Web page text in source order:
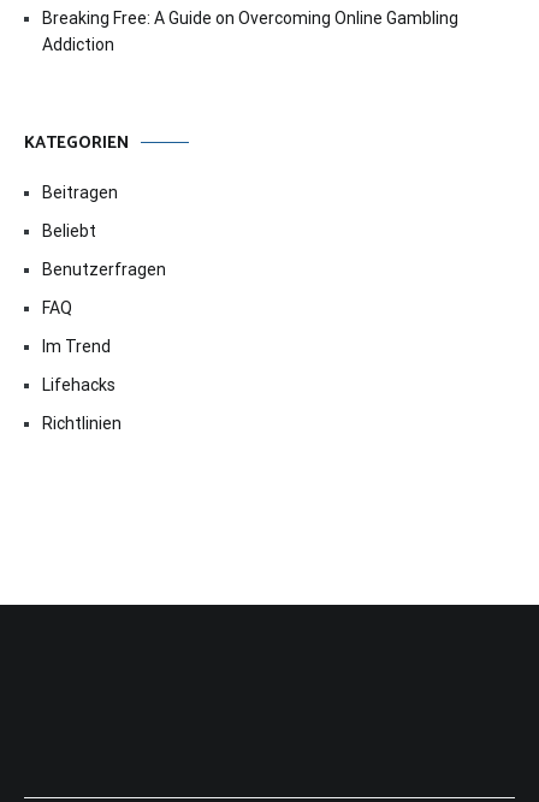
Breaking Free: A Guide on Overcoming Online Gambling
Addiction
KATEGORIEN
Beitragen
Beliebt
Benutzerfragen
FAQ
Im Trend
Lifehacks
Richtlinien